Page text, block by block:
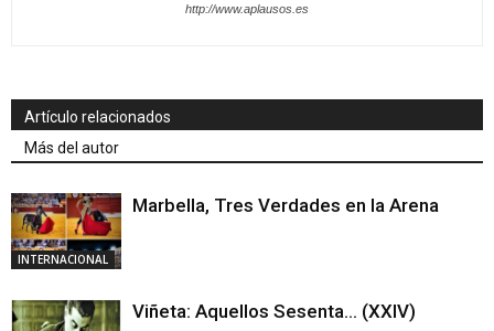
http://www.aplausos.es
Artículo relacionados
Más del autor
INTERNACIONAL
Marbella, Tres Verdades en la Arena
Viñeta: Aquellos Sesenta… (XXIV)